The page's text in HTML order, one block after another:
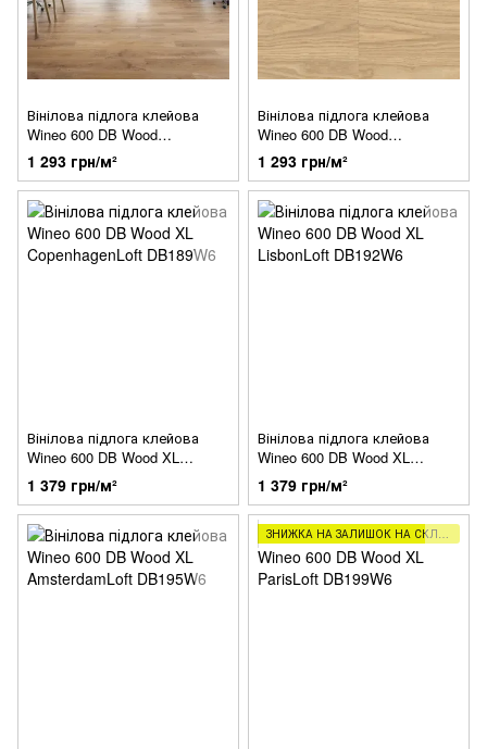
Вінілова підлога клейова
Wineo 600 DB Wood
WarmPlace DB184W6
1 293 грн/м²
Вінілова підлога клейова
Wineo 600 DB Wood
NaturalPlace DB183W6
1 293 грн/м²
Вінілова підлога клейова
Wineo 600 DB Wood XL
CopenhagenLoft DB189W6
1 379 грн/м²
Вінілова підлога клейова
Wineo 600 DB Wood XL
LisbonLoft DB192W6
1 379 грн/м²